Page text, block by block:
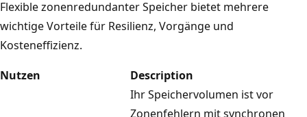
Flexible zonenredundanter Speicher bietet mehrere
wichtige Vorteile für Resilienz, Vorgänge und
Kosteneffizienz.
Nutzen
Description
Ihr Speichervolumen ist vor
Zonenfehlern mit synchronen